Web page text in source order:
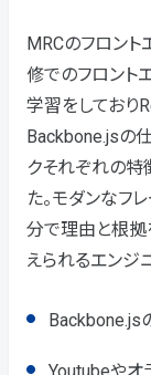
MRCのフロント
修でのフロント
学習をしており
Backbone.jsの
クそれぞれの特
た。モダンなフ
分で理由と根拠
えられるエンジ
Backbone.js